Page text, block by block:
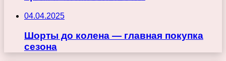
04.04.2025
Шорты до колена — главная покупка
сезона